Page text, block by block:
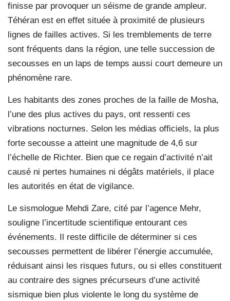
finisse par provoquer un séisme de grande ampleur.
Téhéran est en effet située à proximité de plusieurs
lignes de failles actives. Si les tremblements de terre
sont fréquents dans la région, une telle succession de
secousses en un laps de temps aussi court demeure un
phénomène rare.
Les habitants des zones proches de la faille de Mosha,
l’une des plus actives du pays, ont ressenti ces
vibrations nocturnes. Selon les médias officiels, la plus
forte secousse a atteint une magnitude de 4,6 sur
l’échelle de Richter. Bien que ce regain d’activité n’ait
causé ni pertes humaines ni dégâts matériels, il place
les autorités en état de vigilance.
Le sismologue Mehdi Zare, cité par l’agence Mehr,
souligne l’incertitude scientifique entourant ces
événements. Il reste difficile de déterminer si ces
secousses permettent de libérer l’énergie accumulée,
réduisant ainsi les risques futurs, ou si elles constituent
au contraire des signes précurseurs d’une activité
sismique bien plus violente le long du système de